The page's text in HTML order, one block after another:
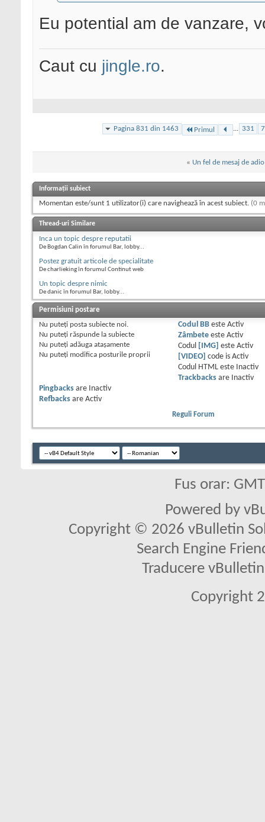
Eu potential am de vanzare,
Caut cu jingle.ro.
Pagina 831 din 1463 Primul ... 331
« Un fel de mesaj de adio
Informații subiect
Momentan este/sunt 1 utilizator(i) care navighează în acest subiect. (0
Thread-uri Similare
Inca un topic despre reputatii
De Bogdan Calin în forumul Bar, lobby...
Postez gratuit articole de specialitate
De charlieking în forumul Continut web
Un topic despre nimic
De danic în forumul Bar, lobby...
Permisiuni postare
Nu puteţi posta subiecte noi.
Nu puteţi răspunde la subiecte
Nu puteţi adăuga ataşamente
Nu puteţi modifica posturile proprii
Codul BBeste Activ
Zâmbeteeste Activ
Codul
[IMG] este Activ
[VIDEO] code is Activ
Codul HTML este
Inactiv
Trackbacksare
Inactiv
Pingbacks are
Inactiv
Refbacks are Activ
Reguli Forum
Fus orar:
Powered by
Copyright © 2026 vBulletin
Search Engine
Traducere
Copyright